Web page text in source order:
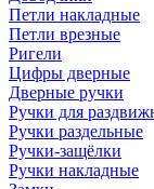
Петли накладные
Петли врезные
Ригели
Цифры дверные
Дверные ручки
Ручки для
Ручки раздельные
Ручки-защёлки
Ручки накладные